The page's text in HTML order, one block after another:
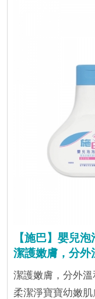
【施巴】嬰兒
潔護嫩膚，分外
潔護嫩膚，分外
柔潔淨寶寶幼嫩